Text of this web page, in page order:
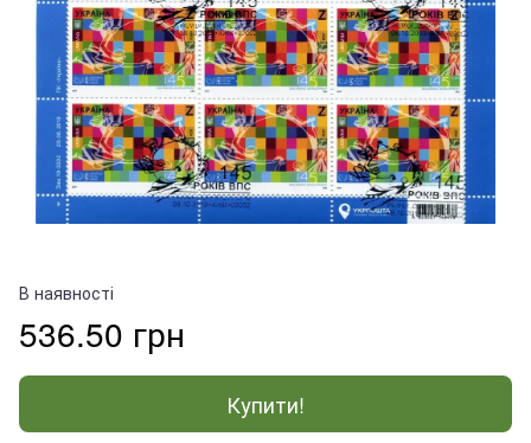
В наявності
536.50 грн
Купити!